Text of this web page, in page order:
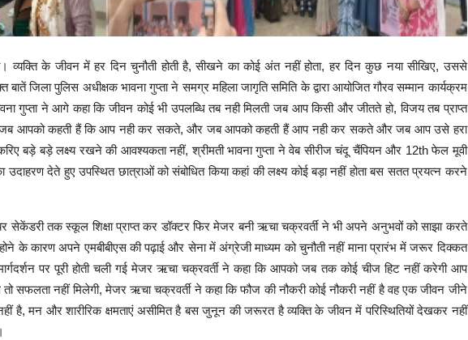
व्यक्ति के जीवन में हर दिन चुनौती होती है, सीखने का कोई अंत नहीं होता, हर दिन कुछ नया सीखिए, उससे
जिला पुलिस अधीक्षक भावना गुप्ता ने समग्र महिला जागृति समिति के द्वारा आयोजित गौरव सम्मान कार्यक्रम
गुप्ता ने आगे कहा कि जीवन कोई भी उपलब्धि तब नही मिलती जब आप किसी और जीतते हो, विजय तब प्राप्त
जब आपको कहती हैं कि आप नही कर सकते, और जब आपको कहती हैं आप नही कर सकते और जब आप उसे हरा
बड़े बड़े लक्ष्य रखने की आवश्यकता नहीं, श्रीमती भावना गुप्ता ने वेब सीरीज चंदू चैंपियन और 12th फेल मूवी
देते हुए उपस्थित छात्राओं को संबोधित किया कहां की लक्ष्य कोई बड़ा नहीं होता बस सतत प्रयत्न करने
तक स्कूल शिक्षा प्राप्त कर डॉक्टर फिर मेजर बनी ऋचा चक्रवर्ती ने भी अपने अनुभवों को साझा करते
होने के कारण अपने एमबीबीएस की पढ़ाई और सेना में अंग्रेजी माध्यम को चुनौती नहीं माना प्रारंभ में जरूर दिक्कत
पर पूरी होती चली गई मेजर ऋचा चक्रवर्ती ने कहा कि आपको जब तक कोई चीज हिट नहीं करेगी आप
सफलता नहीं मिलेगी, मेजर ऋचा चक्रवर्ती ने कहा कि फौज की नौकरी कोई नौकरी नहीं है वह एक जीवन जीने
है, मन और शारीरिक क्षमताएं असीमित है बस जुनून की जरूरत है व्यक्ति के जीवन में परिस्थितियों देखकर नहीं